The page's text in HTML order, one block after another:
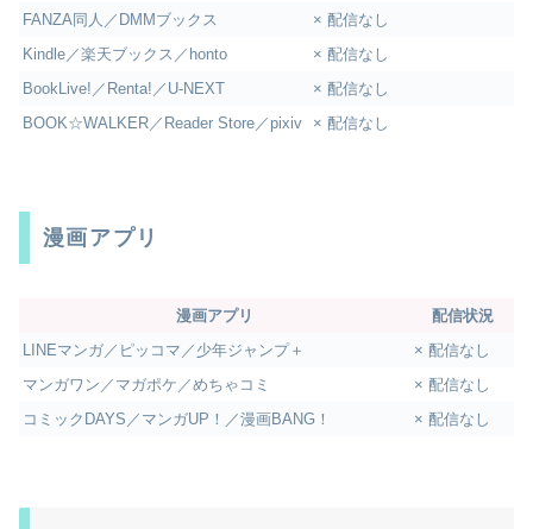
FANZA同人／DMMブックス
× 配信なし
Kindle／楽天ブックス／honto
× 配信なし
BookLive!／Renta!／U-NEXT
× 配信なし
BOOK☆WALKER／Reader Store／pixiv
× 配信なし
漫画アプリ
漫画アプリ
配信状況
LINEマンガ／ピッコマ／少年ジャンプ＋
× 配信なし
マンガワン／マガポケ／めちゃコミ
× 配信なし
コミックDAYS／マンガUP！／漫画BANG！
× 配信なし